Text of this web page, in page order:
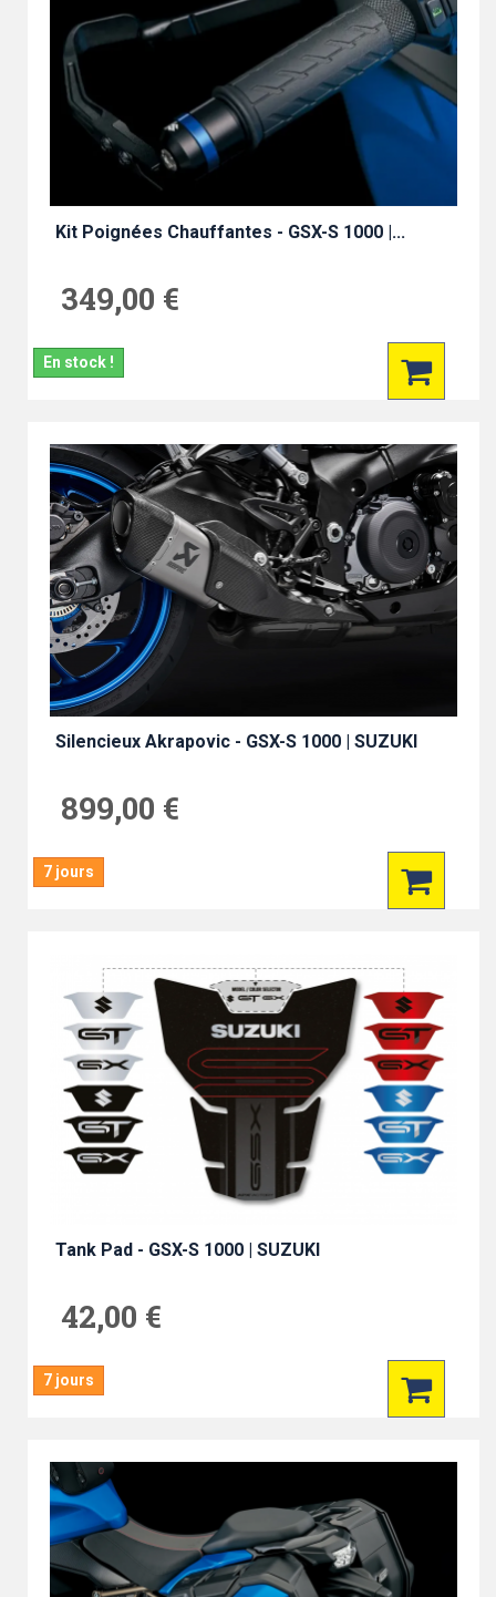
Kit Poignées Chauffantes - GSX-S 1000 |...
349,00 €
En stock !
Silencieux Akrapovic - GSX-S 1000 | SUZUKI
899,00 €
7 jours
Tank Pad - GSX-S 1000 | SUZUKI
42,00 €
7 jours